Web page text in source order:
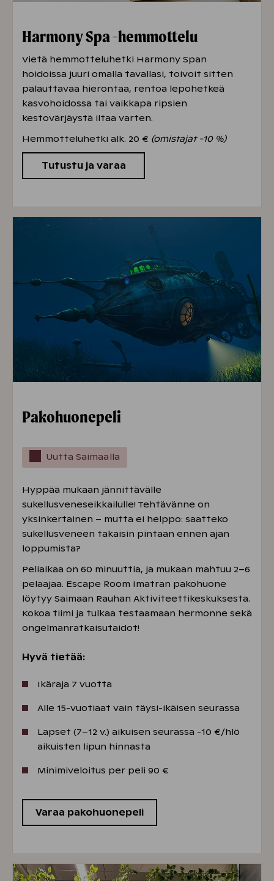
Harmony Spa -hemmottelu
Vietä hemmotteluhetki Harmony Span
hoidoissa juuri omalla tavallasi, toivoit sitten
palauttavaa hierontaa, rentoa lepohetkeä
kasvohoidossa tai vaikkapa ripsien
kestovärjäystä iltaa varten.
Hemmotteluhetki alk. 20 € (omistajat -10 %)
Tutustu ja varaa
Pakohuonepeli
Uutta Saimaalla
Hyppää mukaan jännittävälle
sukellusveneseikkailulle! Tehtävänne on
yksinkertainen – mutta ei helppo: saatteko
sukellusveneen takaisin pintaan ennen ajan
loppumista?
Peliaikaa on 60 minuuttia, ja mukaan mahtuu 2–6
pelaajaa. Escape Room Imatran pakohuone
löytyy Saimaan Rauhan Aktiviteettikeskuksesta.
Kokoa tiimi ja tulkaa testaamaan hermonne sekä
ongelmanratkaisutaidot!
Hyvä tietää:
Ikäraja 7 vuotta
Alle 15-vuotiaat vain täysi-ikäisen seurassa
Lapset (7–12 v.) aikuisen seurassa -10 €/hlö
aikuisten lipun hinnasta
Minimiveloitus per peli 90 €
Varaa pakohuonepeli